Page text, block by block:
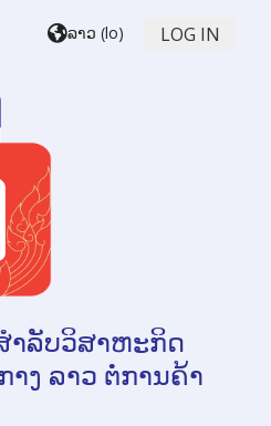
ລາວ ‎(lo)‎ LOG IN
ຳລັບວິສາຫະກິດ
ງ ລາວ ຕໍ່ການຄ້າ